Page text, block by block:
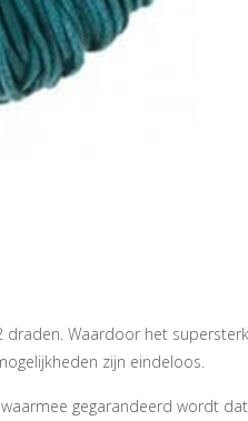
Waardoor het
zijn eindeloos.
gegarandeerd wordt